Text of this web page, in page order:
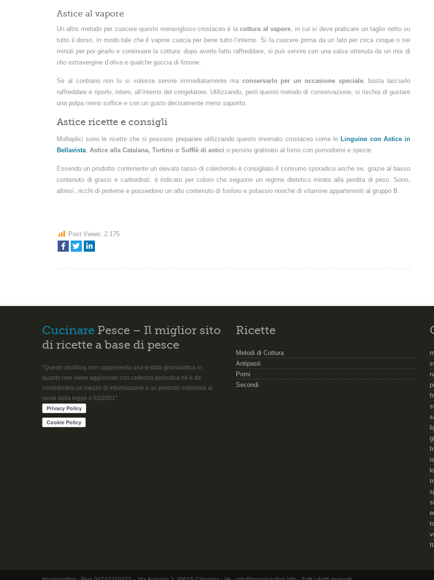
Astice al vapore
Un altro metodo per cuocere questo meraviglioso crostaceo è lacottura al vapore, in cui si deve praticare un taglio netto su
tutto il dorso, in modo tale che il vapore cuocia per bene tutto l’interno. Si fa cuocere prima da un lato per circa cinque o sei
minuti per poi girarlo e continuare la cottura: dopo averlo fatto raffreddare, si può servire con una salsa ottenuta da un mix di
olio extravergine d’oliva e qualche goccia di limone.
Se al contrario non lo si volesse servire immediatamente ma conservarlo per un occasione speciale, basta lasciarlo
raffreddare e riporlo, intero, all’interno del congelatore. Utilizzando, però questo metodo di conservazione, si rischia di gustare
una polpa meno soffice e con un gusto decisamente meno saporito.
Astice ricette e consigli
Molteplici sono le ricette che si possono preparare utilizzando questo rinomato crostaceo come le Linguine con Astice in
Bellavista, Astice alla Catalana, Tortino o Sufflè di astici o persino gratinato al forno con pomodorini e spezie.
Essendo un prodotto contenente un elevato tasso di colesterolo è consigliato il consumo sporadico anche se, grazie al basso
contenuto di grassi e carboidrati, è indicato per coloro che seguono un regime dietetico mirato alla perdita di peso. Sono,
altresì, ricchi di proteine e possiedono un alto contenuto di fosforo e potassio nonché di vitamine appartenenti al gruppo B.
Post Views: 2.175
Cucinare Pesce – Il miglior sito
di ricette a base di pesce
“Questo sito/blog non rappresenta una testata giornalistica in
quanto non viene aggiornato con cadenza periodica né è da
considerarsi un mezzo di informazione o un prodotto editoriale ai
sensi della legge n.62/2001”
Ricette
Metodi di Cottura
Antipasti
Primi
Secondi